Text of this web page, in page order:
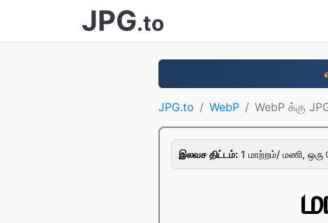
JPG.to
JPG.to WebP WebP க்கு
இலவச திட்டம்: 1 மாற்றம்/ மணி, ஒரு